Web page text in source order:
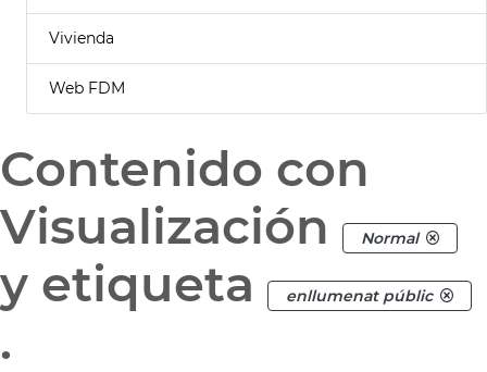
Vivienda
Web FDM
Contenido con
Visualización
Normal
y etiqueta enllumenat públic
.